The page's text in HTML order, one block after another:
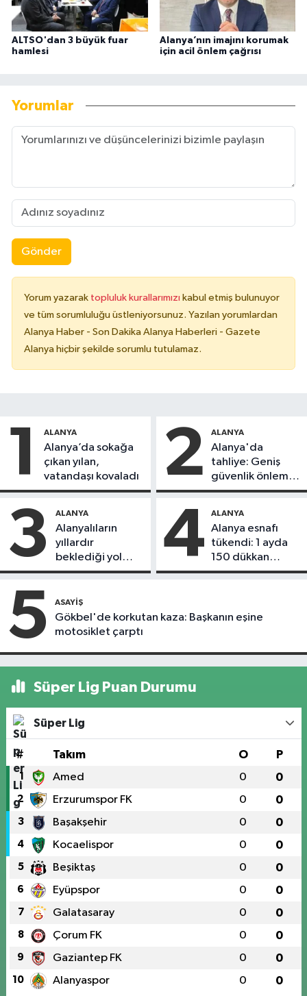
ALTSO'dan 3 büyük fuar
hamlesi
Alanya’nın imajını korumak
için acil önlem çağrısı
Yorumlar
Gönder
Yorum yazarak topluluk kurallarımızı kabul etmiş bulunuyor
ve tüm sorumluluğu üstleniyorsunuz. Yazılan yorumlardan
Alanya Haber - Son Dakika Alanya Haberleri - Gazete
Alanya hiçbir şekilde sorumlu tutulamaz.
1 ALANYA
Alanya’da sokağa
çıkan yılan,
vatandaşı kovaladı
2 ALANYA
Alanya'da
tahliye: Geniş
güvenlik önlemi
alındı
3 ALANYA
Alanyalıların
yıllardır
beklediği yol
askıdan döndü
4 ALANYA
Alanya esnafı
tükendi: 1 ayda
150 dükkan
kapandı
5 ASAYIŞ
Gökbel'de korkutan kaza: Başkanın eşine
motosiklet çarptı
Süper Lig Puan Durumu
Süper Lig
# Takım O P
1 Amed 0 0
2 Erzurumspor FK 0 0
3 Başakşehir 0 0
4 Kocaelispor 0 0
5 Beşiktaş 0 0
6 Eyüpspor 0 0
7 Galatasaray 0 0
8 Çorum FK 0 0
9 Gaziantep FK 0 0
10 Alanyaspor 0 0